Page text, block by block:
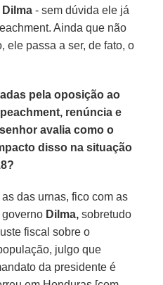
Dilma - sem dúvida ele já
Ainda que não
ele passa a ser, de fato, o
pela oposição ao
renúncia e
avalia como o
disso na situação
das urnas, fico com as
Dilma, sobretudo
fiscal sobre o
julgo que
da presidente é